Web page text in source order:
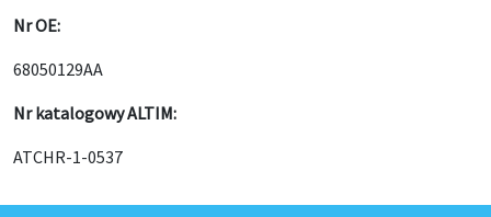
Nr OE:
68050129AA
Nr katalogowy ALTIM:
ATCHR-1-0537